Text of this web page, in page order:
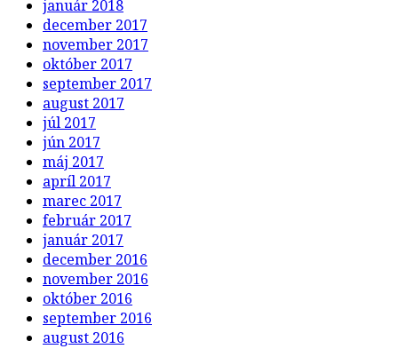
január 2018
december 2017
november 2017
október 2017
september 2017
august 2017
júl 2017
jún 2017
máj 2017
apríl 2017
marec 2017
február 2017
január 2017
december 2016
november 2016
október 2016
september 2016
august 2016